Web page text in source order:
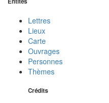
Lettres
Lieux
Carte
Ouvrages
Personnes
Thèmes
Crédits